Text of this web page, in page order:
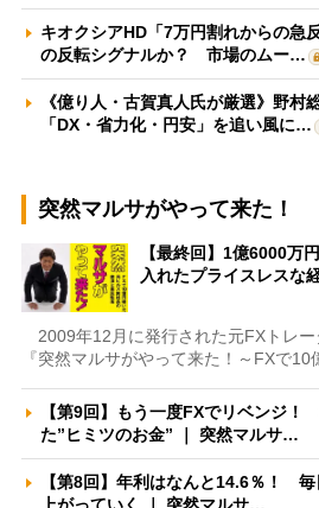
キオクシアHD「7万円割れからの急
の反転シグナルか？ 市場のムー…
《億り人・古賀真人氏が厳選》野村
「DX・省力化・円安」を追い風に…
突然マルサがやって来た！
【最終回】1億6000万
入れたプライスレスな
2009年12月に発行された元FXトレ
『突然マルサがやって来た！～FXで10
【第9回】もう一度FXでリベンジ
た”ヒミツのお金” ｜ 突然マルサ…
【第8回】年利はなんと14.6％！